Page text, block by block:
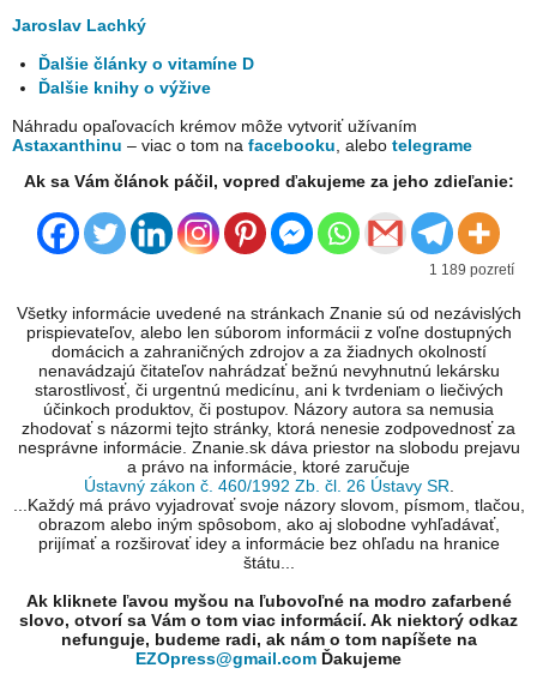
Jaroslav Lachký
Ďalšie články o vitamíne D
Ďalšie knihy o výžive
Náhradu opaľovacích krémov môže vytvoriť užívaním
Astaxanthinu – viac o tom na facebooku , alebo telegrame
Ak sa Vám článok páčil, vopred ďakujeme za jeho zdieľanie:
1 189 pozretí
Všetky informácie uvedené na stránkach Znanie sú od nezávislých
prispievateľov, alebo len súborom informácii z voľne dostupných
domácich a zahraničných zdrojov a za žiadnych okolností
nenavádzajú čitateľov nahrádzať bežnú nevyhnutnú lekársku
starostlivosť, či urgentnú medicínu, ani k tvrdeniam o liečivých
účinkoch produktov, či postupov. Názory autora sa nemusia
zhodovať s názormi tejto stránky, ktorá nenesie zodpovednosť za
nesprávne informácie. Znanie.sk dáva priestor na slobodu prejavu
a právo na informácie, ktoré zaručuje
Ústavný zákon č. 460/1992 Zb. čl. 26 Ústavy SR
...Každý má právo vyjadrovať svoje názory slovom, písmom, tlačou,
obrazom alebo iným spôsobom, ako aj slobodne vyhľadávať,
prijímať a rozširovať idey a informácie bez ohľadu na hranice
štátu...
Ak kliknete ľavou myšou na ľubovoľné na modro zafarbené
slovo, otvorí sa Vám o tom viac informácií. Ak niektorý odkaz
nefunguje, budeme radi, ak nám o tom napíšete na
EZOpress@gmail.com Ďakujeme